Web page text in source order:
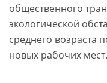
общественного
экологической
среднего возраста
новых рабочих мест.